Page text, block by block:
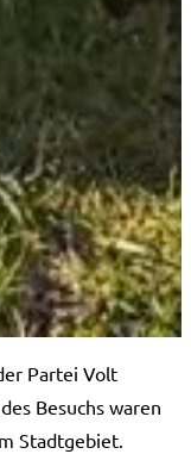
Partei Volt
Besuchs waren
Stadtgebiet.